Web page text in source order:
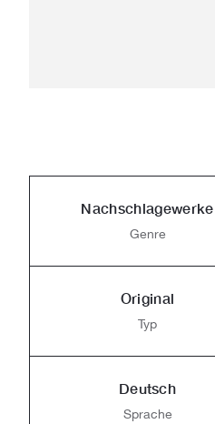
Nachschlagewerke
Genre
Original
Typ
Deutsch
Sprache